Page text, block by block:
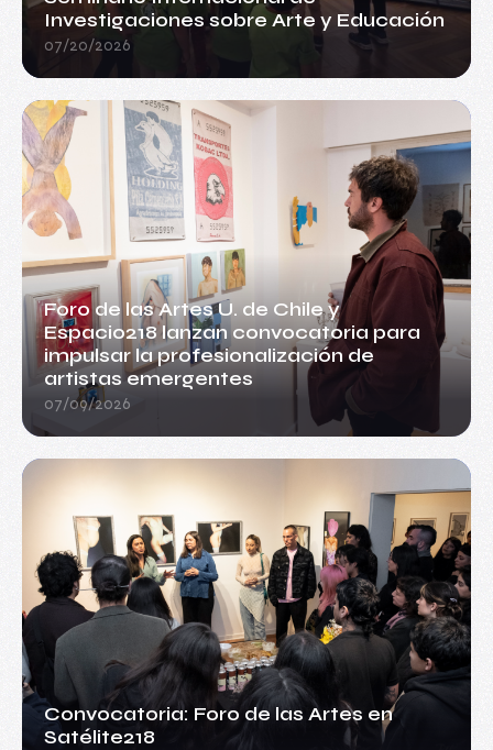
Investigaciones sobre Arte y Educación
07/20/2026
Foro de las Artes U. de Chile y
Espacio218 lanzan convocatoria para
impulsar la profesionalización de
artistas emergentes
07/09/2026
Convocatoria: Foro de las Artes en
Satélite218